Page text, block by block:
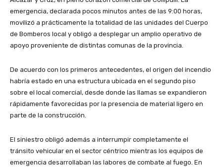
emergencia, declarada pocos minutos antes de las 9:00 horas,
movilizó a prácticamente la totalidad de las unidades del Cuerpo
de Bomberos local y obligó a desplegar un amplio operativo de
apoyo proveniente de distintas comunas de la provincia.
De acuerdo con los primeros antecedentes, el origen del incendio
habría estado en una estructura ubicada en el segundo piso
sobre el local comercial, desde donde las llamas se expandieron
rápidamente favorecidas por la presencia de material ligero en
parte de la construcción.
El siniestro obligó además a interrumpir completamente el
tránsito vehicular en el sector céntrico mientras los equipos de
emergencia desarrollaban las labores de combate al fuego. En